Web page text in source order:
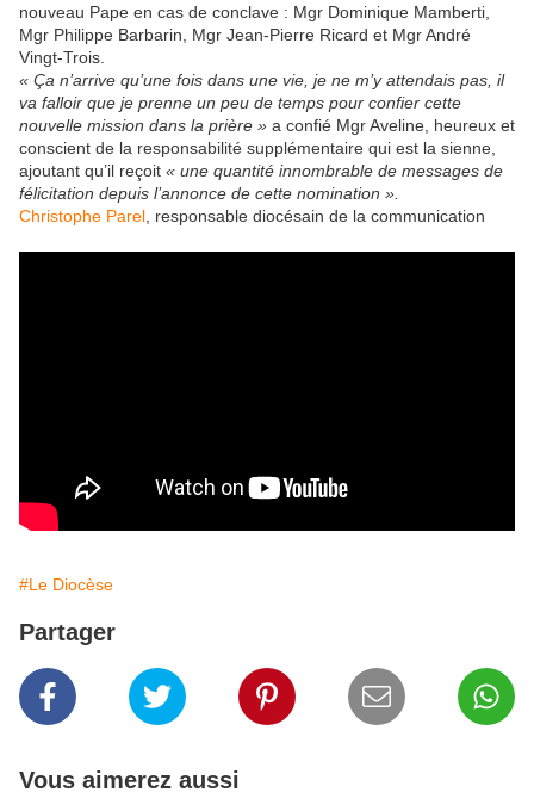
nouveau Pape en cas de conclave : Mgr Dominique Mamberti,
Mgr Philippe Barbarin, Mgr Jean-Pierre Ricard et Mgr André
Vingt-Trois.
« Ça n’arrive qu’une fois dans une vie, je ne m’y attendais pas, il
va falloir que je prenne un peu de temps pour confier cette
nouvelle mission dans la prière » a confié Mgr Aveline, heureux et
conscient de la responsabilité supplémentaire qui est la sienne,
ajoutant qu’il reçoit « une quantité innombrable de messages de
félicitation depuis l’annonce de cette nomination ».
Christophe Parel , responsable diocésain de la communication
#Le Diocèse
Partager
Vous aimerez aussi